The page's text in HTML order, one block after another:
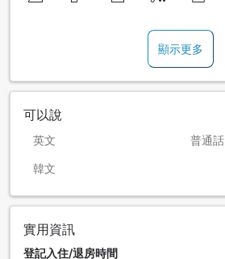
顯示更多
可以說
英文 普通話
韓文
實用資訊
登記入住/退房時間